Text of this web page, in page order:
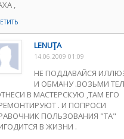
,
LENUŢA
14.06.2009 01:09
НЕ ПОДДАВАЙСЯ
И ОБМАНУ .ВОЗЬМИ
В МАСТЕРСКУЮ ,ТАМ ЕГО
. И ПОПРОСИ
ПОЛЬЗОВАНИЯ "ТА"
В ЖИЗНИ .